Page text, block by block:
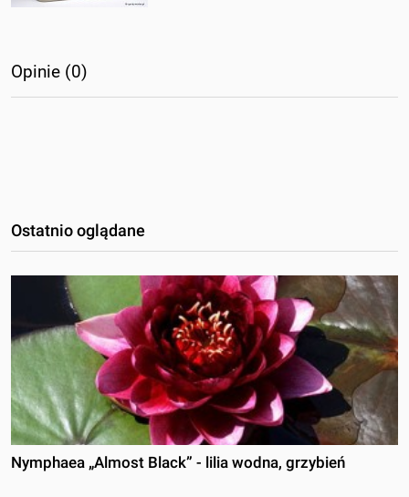
Opinie (0)
Ostatnio oglądane
Nymphaea „Almost Black” - lilia wodna, grzybień